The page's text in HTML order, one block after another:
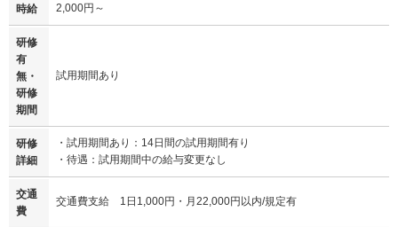
時給 2,000円～
研修
有
無・
研修
期間
試用期間あり
研修
詳細
・試用期間あり：14日間の試用期間有り
・待遇：試用期間中の給与変更なし
交通
費
交通費支給 1日1,000円・月22,000円以内/規定有